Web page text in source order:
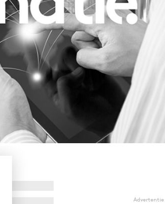
Advertentie